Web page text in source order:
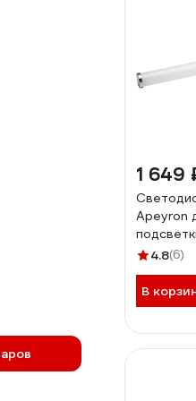
1 649
Apeyron
540ЛМ,
4.8(6)
В